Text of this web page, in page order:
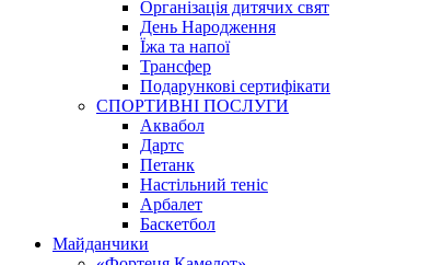
Організація дитячих свят
День Народження
Їжа та напої
Трансфер
Подарункові сертифікати
СПОРТИВНІ ПОСЛУГИ
Аквабол
Дартс
Петанк
Настільний теніс
Арбалет
Баскетбол
Майданчики